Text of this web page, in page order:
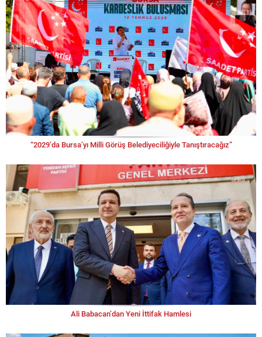
“2029’da Bursa’yı Milli Görüş Belediyeciliğiyle Tanıştıracağız”
Ali Babacan’dan Yeni İttifak Hamlesi